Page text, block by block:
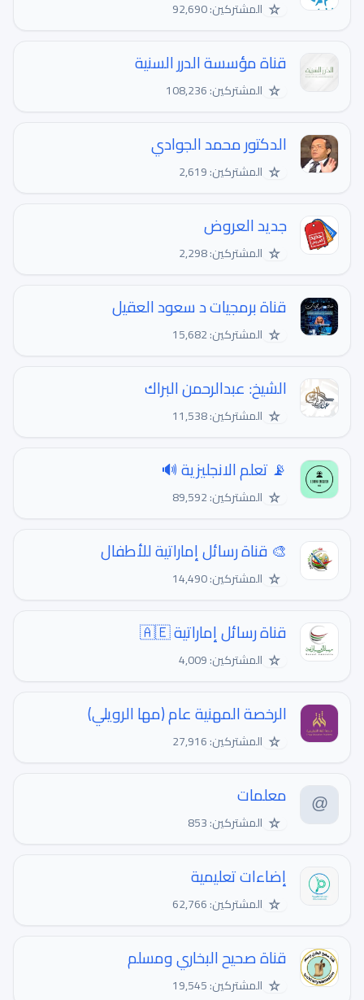
☆ المشتركين: 92,690
قناة مؤسسة الدرر السنية
☆ المشتركين: 108,236
الدكتور محمد الجوادي
☆ المشتركين: 2,619
جديد العروض
☆ المشتركين: 2,298
قناة برمجيات د سعود العقيل
☆ المشتركين: 15,682
الشيخ: عبدالرحمن البراك
☆ المشتركين: 11,538
📡 تعلم الانجليزية 🔊
☆ المشتركين: 89,592
🎨 قناة رسائل إماراتية للأطفال
☆ المشتركين: 14,490
قناة رسائل إماراتية 🇦🇪
☆ المشتركين: 4,009
الرخصة المهنية عام (مها الرويلي)
☆ المشتركين: 27,916
معلمات
☆ المشتركين: 853
إضاءات تعليمية
☆ المشتركين: 62,766
قناة صحيح البخاري ومسلم
☆ المشتركين: 19,545